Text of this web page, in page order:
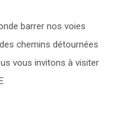
barrer nos voies
chemins détournées
vous invitons à visiter